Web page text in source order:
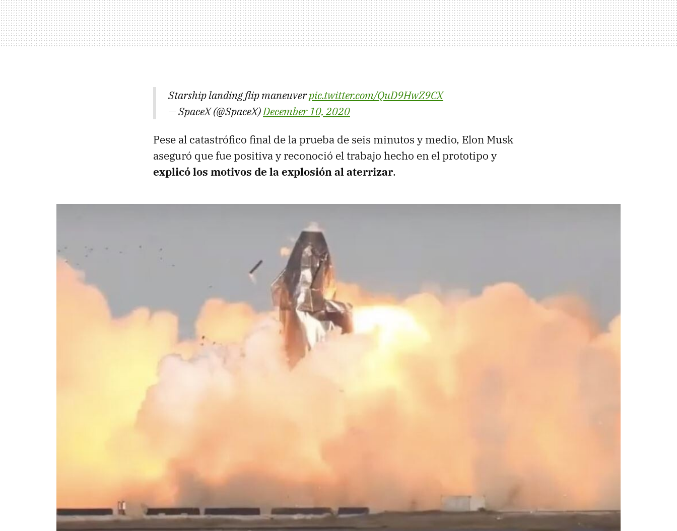
Starship landing flip maneuverpic.twitter.com/QuD9HwZ9CX
— SpaceX (@SpaceX)December 10, 2020
Pese al catastrófico final de la prueba de seis minutos y medio, Elon Musk
aseguró que fue positiva y reconoció el trabajo hecho en el prototipo y
explicó los motivos de la explosión al aterrizar.